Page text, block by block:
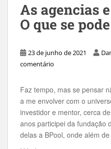
As agencias
O que se
23 de junho de 2021
comentário
Faz tempo, mas se pensar
a me envolver com o
investidor e mentor, cerca
anos participei da fundação
delas a BPool, onde além